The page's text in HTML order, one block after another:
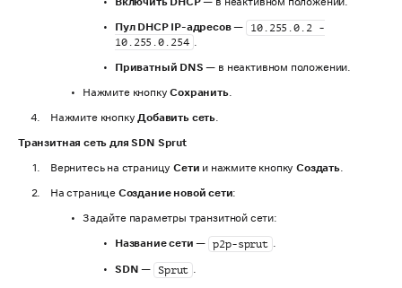
Пул DHCP IP-адресов—
10.255.0.2 -
10.255.0.254
Приватный DNS — в неактивном положении.
Нажмите кнопкуСохранить.
Нажмите кнопкуДобавить сеть.
Транзитная сеть для SDN Sprut
Вернитесь на страницуСети и нажмите кнопкуСоздать.
На странице Создание новой сети:
Задайте параметры транзитной сети:
Название сети — p2p-sprut .
SDN — Sprut .